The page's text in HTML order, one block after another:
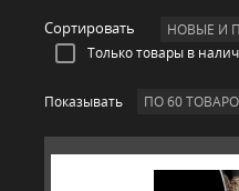
Сортировать НОВЫЕ И
Только товары в
Показывать ПО 60